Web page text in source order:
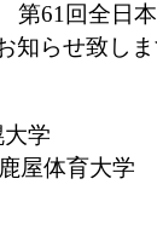
61回全日
知らせ致し
学
屋体育大学